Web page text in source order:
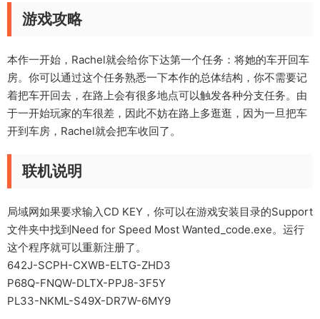
游戏攻略
本作一开始，Rachel就会给你下达第一个任务：将她的车开回车
房。你可以通过这个任务熟悉一下本作的总体结构，你不需要记
着把车开回去，在路上会有很多地点可以触发各种分支任务。由
于一开始玩家的车很差，因此不妨在路上多逛逛，因为一旦把车
开到车房，Rachel就会把车收回了。
联机说明
局域网如果要求输入CD KEY，你可以在游戏安装目录的Support
文件夹中找到Need for Speed Most Wanted_code.exe。运行
这个程序就可以重新注册了。
642J-SCPH-CXWB-ELTG-ZHD3
P68Q-FNQW-DLTX-PPJ8-3F5Y
PL33-NKML-S49X-DR7W-6MY9